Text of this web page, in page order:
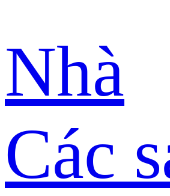
Nhà
Các